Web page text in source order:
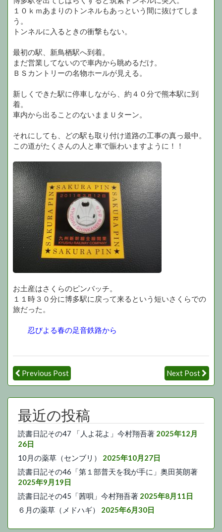
１０ｋｍあまりのトンネルもあっという間に抜けてしま
う。
トンネルに入るときの衝撃もない。
最初の駅、新鳥栖駅へ到着。
まだ営業してないので車内から眺めるだけ。
ＢＳカントリーの名物ホールが見える。
新しくできた駅に停車しながら、約４０分で熊本駅に到
着。
車内から出ることのないままＵターン。
それにしても、どの駅も取り付け道路の工事の真っ最中。
この道がたくさんの人と車で賑わいますように！！
お土産はさくらのピンバッチ。
１１時３０分に博多駅に戻って来るという短いさくらでの
旅だった。
忍びよる春の足音鉄路から
Previous Post Next Post
最近の投稿
読書日記その47 「人よ花よ」今村翔吾著 2025年12月
26日
10月の薬草（センブリ）
2025年10月27日
読書日記その46「第１部普天を我が手に」奥田英朗著
2025年9月19日
読書日記その45「茜唄」今村翔吾著 2025年8月11日
６月の薬草（メドハギ）
2025年6月30日